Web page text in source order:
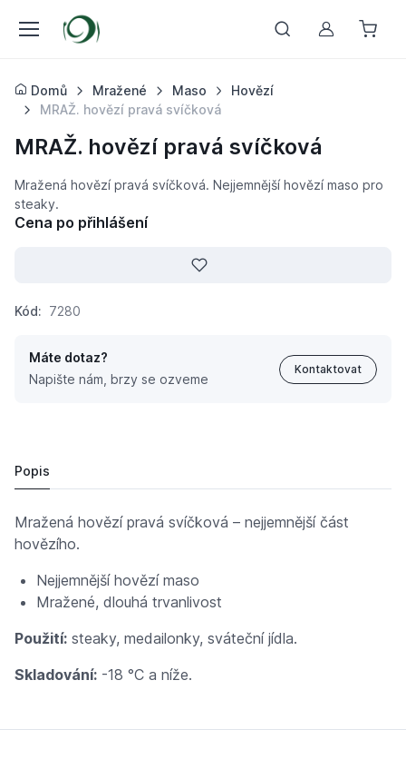
Můj účet
Domů Mražené Maso
Hovězí
MRAŽ. hovězí pravá svíčková
MRAŽ. hovězí pravá svíčková
Mražená hovězí pravá svíčková. Nejjemnější hovězí maso pro
steaky.
Cena po přihlášení
Kód: 7280
Máte dotaz?
Napište nám, brzy se ozveme
Kontaktovat
Popis
Mražená hovězí pravá svíčková – nejjemnější část
hovězího.
Nejjemnější hovězí maso
Mražené, dlouhá trvanlivost
Použití: steaky, medailonky, sváteční jídla.
Skladování: -18 °C a níže.